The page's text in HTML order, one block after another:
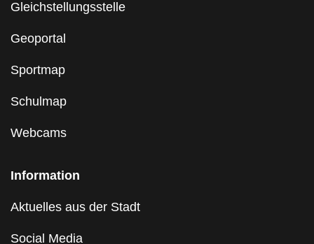
Gleichstellungsstelle
Geoportal
Sportmap
Schulmap
Webcams
Information
Aktuelles aus der Stadt
Social Media